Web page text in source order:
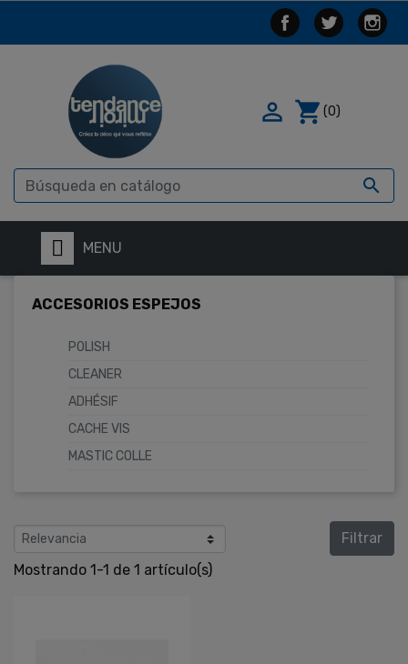

 shopping_cart (0)
MENU
ACCESORIOS ESPEJOS
POLISH
CLEANER
ADHÉSIF
CACHE VIS
MASTIC COLLE
Filtrar
Mostrando 1-1 de 1 artículo(s)